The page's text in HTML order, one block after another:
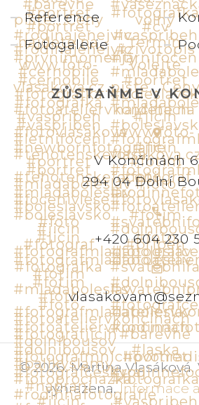
Reference
Fotogalerie
ZŮSTAŇME V
V Končinách
294 04 Dolní
+420 604 230
©2026.Martina Vlasáková.
vyhrazena.Informace